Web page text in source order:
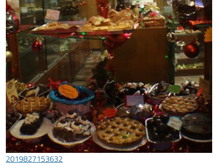
2019827153632